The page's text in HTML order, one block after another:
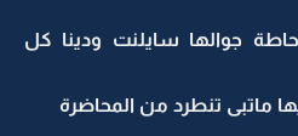
جوالها سايلنت ودينا كل
ماتبى تنطرد من المحاضرة